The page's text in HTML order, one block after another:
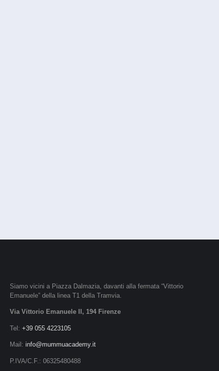
Siamo vicini a Piazza Dalmazia, davanti alla fermata “Vittorio
Emanuele” della linea T1 della Tramvia.
Via Vittorio Emanuele II, 194 Firenze
Tel: +39 055 4223105
Mail: info@mummuacademy.it
P.IVA/C.F.: 06325480488